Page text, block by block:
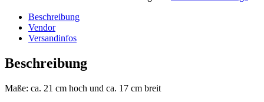
Beschreibung
Vendor
Versandinfos
Beschreibung
Maße: ca. 21 cm hoch und ca. 17 cm breit